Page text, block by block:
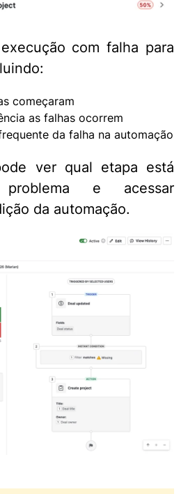
com falha para
começaram
as falhas ocorrem
da falha na automação
ver qual etapa está
e acessar
da automação.